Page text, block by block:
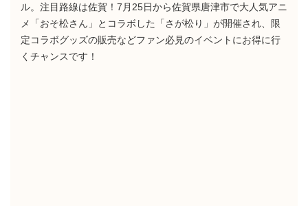
ル。注目路線は佐賀！7月25日から佐賀県唐津市で大人気アニ
メ「おそ松さん」とコラボした「さが松り」が開催され、限
定コラボグッズの販売などファン必見のイベントにお得に行
くチャンスです！